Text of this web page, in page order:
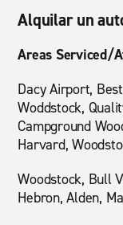
Alquilar un
Areas Serviced/
Dacy Airport,
Woddstock,
Campground
Harvard,
Woodstock, Bull
Hebron, Alden,